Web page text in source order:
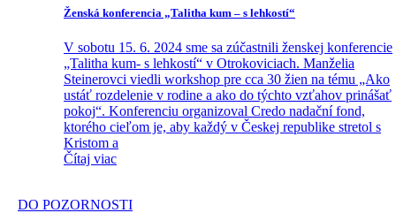
Ženská konferencia „Talitha kum – s lehkostí“
V sobotu 15. 6. 2024 sme sa zúčastnili ženskej konferencie
„Talitha kum- s lehkostí“ v Otrokoviciach. Manželia
Steinerovci viedli workshop pre cca 30 žien na tému „Ako
ustáť rozdelenie v rodine a ako do týchto vzťahov prinášať
pokoj“. Konferenciu organizoval Credo nadační fond,
ktorého cieľom je, aby každý v Českej republike stretol s
Kristom a
Čítaj viac
DO POZORNOSTI